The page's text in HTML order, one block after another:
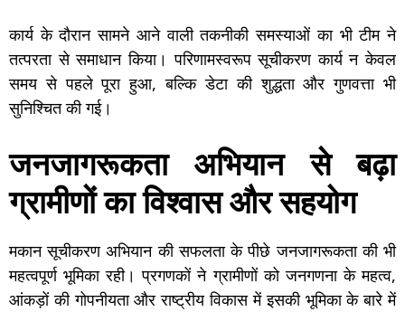
कार्य के दौरान सामने आने वाली तकनीकी समस्याओं का भी टीम ने
तत्परता से समाधान किया। परिणामस्वरूप सूचीकरण कार्य न केवल
समय से पहले पूरा हुआ, बल्कि डेटा की शुद्धता और गुणवत्ता भी
सुनिश्चित की गई।
जनजागरूकता अभियान से बढ़ा
ग्रामीणों का विश्वास और सहयोग
मकान सूचीकरण अभियान की सफलता के पीछे जनजागरूकता की भी
महत्वपूर्ण भूमिका रही। प्रगणकों ने ग्रामीणों को जनगणना के महत्व,
आंकड़ों की गोपनीयता और राष्ट्रीय विकास में इसकी भूमिका के बारे में